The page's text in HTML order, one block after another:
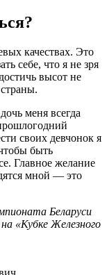
качествах. Это
себе, что я не зря
высот не
меня всегда
своих девчонок я
быть
Главное желание
мной — это